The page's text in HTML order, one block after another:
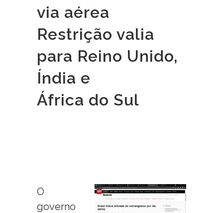
via aérea
Restrição valia
para Reino Unido,
Índia e
África do Sul
O
governo